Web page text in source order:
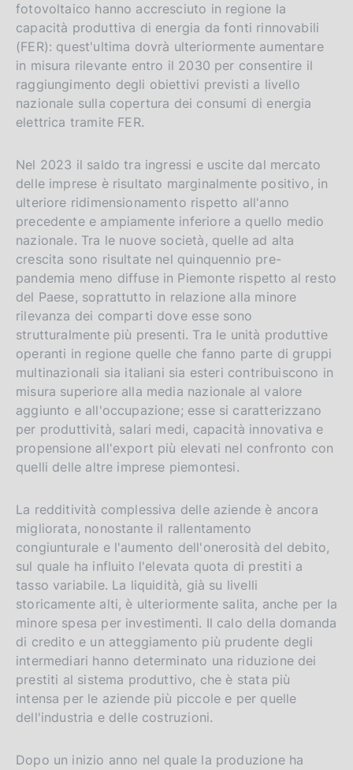
fotovoltaico hanno accresciuto in regione la
capacità produttiva di energia da fonti rinnovabili
(FER): quest'ultima dovrà ulteriormente aumentare
in misura rilevante entro il 2030 per consentire il
raggiungimento degli obiettivi previsti a livello
nazionale sulla copertura dei consumi di energia
elettrica tramite FER.
Nel 2023 il saldo tra ingressi e uscite dal mercato
delle imprese è risultato marginalmente positivo, in
ulteriore ridimensionamento rispetto all'anno
precedente e ampiamente inferiore a quello medio
nazionale. Tra le nuove società, quelle ad alta
crescita sono risultate nel quinquennio pre-
pandemia meno diffuse in Piemonte rispetto al resto
del Paese, soprattutto in relazione alla minore
rilevanza dei comparti dove esse sono
strutturalmente più presenti. Tra le unità produttive
operanti in regione quelle che fanno parte di gruppi
multinazionali sia italiani sia esteri contribuiscono in
misura superiore alla media nazionale al valore
aggiunto e all'occupazione; esse si caratterizzano
per produttività, salari medi, capacità innovativa e
propensione all'export più elevati nel confronto con
quelli delle altre imprese piemontesi.
La redditività complessiva delle aziende è ancora
migliorata, nonostante il rallentamento
congiunturale e l'aumento dell'onerosità del debito,
sul quale ha influito l'elevata quota di prestiti a
tasso variabile. La liquidità, già su livelli
storicamente alti, è ulteriormente salita, anche per la
minore spesa per investimenti. Il calo della domanda
di credito e un atteggiamento più prudente degli
intermediari hanno determinato una riduzione dei
prestiti al sistema produttivo, che è stata più
intensa per le aziende più piccole e per quelle
dell'industria e delle costruzioni.
Dopo un inizio anno nel quale la produzione ha